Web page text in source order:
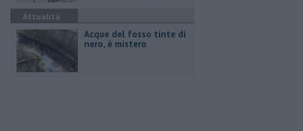
Attualità
Acque del fosso tinte di
nero, è mistero